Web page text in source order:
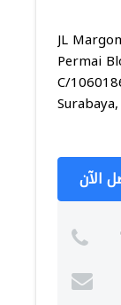
JL
Permai
C/
الآن